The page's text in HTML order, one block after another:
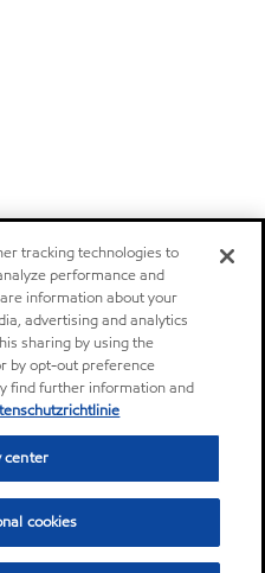
tracking technologies to
performance and
information about your
advertising and analytics
sharing by using the
by opt-out preference
find further information and
center
cookies